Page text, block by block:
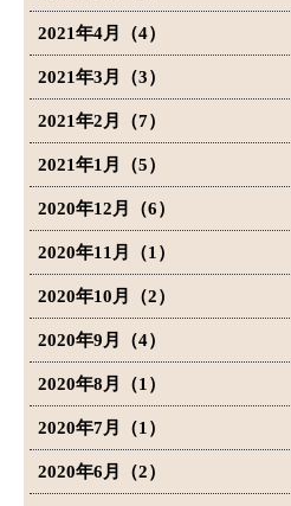
2021年4月（4）
2021年3月（3）
2021年2月（7）
2021年1月（5）
2020年12月（6）
2020年11月（1）
2020年10月（2）
2020年9月（4）
2020年8月（1）
2020年7月（1）
2020年6月（2）